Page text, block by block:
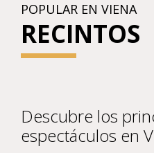
POPULAR EN VIENA
RECINTOS
Descubre los
espectáculos en